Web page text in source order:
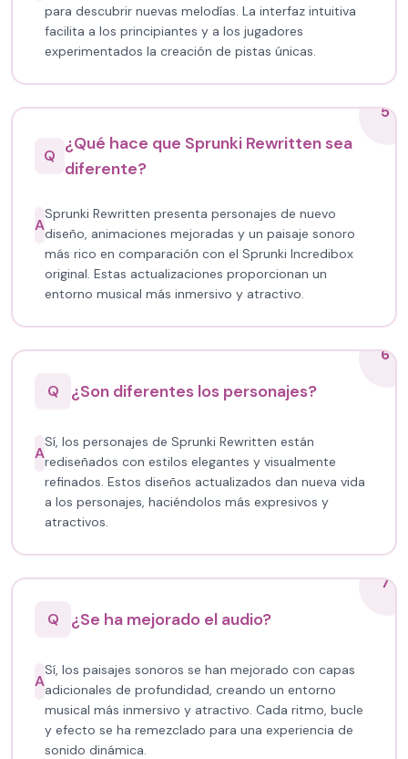
para descubrir nuevas melodías. La interfaz intuitiva
facilita a los principiantes y a los jugadores
experimentados la creación de pistas únicas.
5
Q
¿Qué hace que Sprunki Rewritten sea
diferente?
A
Sprunki Rewritten presenta personajes de nuevo
diseño, animaciones mejoradas y un paisaje sonoro
más rico en comparación con el Sprunki Incredibox
original. Estas actualizaciones proporcionan un
entorno musical más inmersivo y atractivo.
6
Q
¿Son diferentes los personajes?
A
Sí, los personajes de Sprunki Rewritten están
rediseñados con estilos elegantes y visualmente
refinados. Estos diseños actualizados dan nueva vida
a los personajes, haciéndolos más expresivos y
atractivos.
7
Q
¿Se ha mejorado el audio?
A
Sí, los paisajes sonoros se han mejorado con capas
adicionales de profundidad, creando un entorno
musical más inmersivo y atractivo. Cada ritmo, bucle
y efecto se ha remezclado para una experiencia de
sonido dinámica.